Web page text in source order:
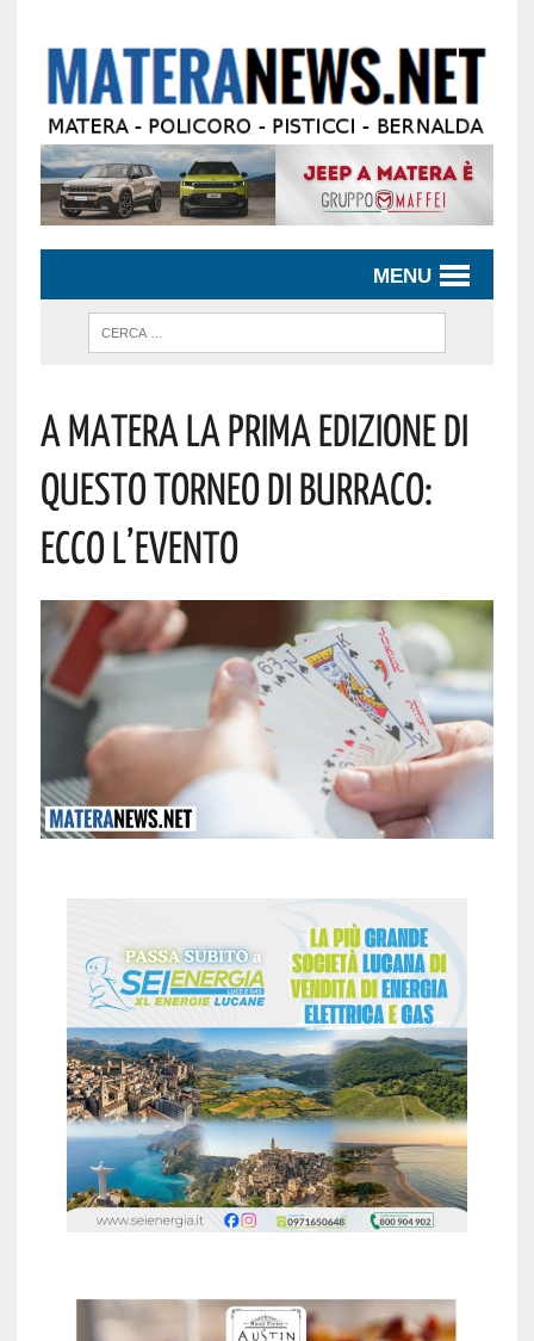
MENU
A Matera La Prima Edizione Di
Questo Torneo Di Burraco:
Ecco L’evento